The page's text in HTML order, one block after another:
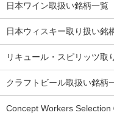
日本ワイン取扱い銘柄一覧
日本ウィスキー取り扱い銘
リキュール・スピリッツ取
クラフトビール取扱い銘柄
Concept Workers Selection